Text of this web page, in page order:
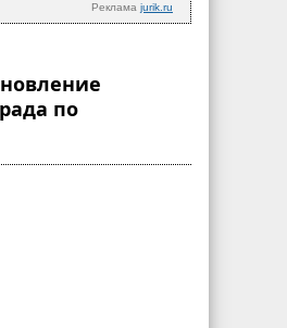
Реклама jurik.ru
по